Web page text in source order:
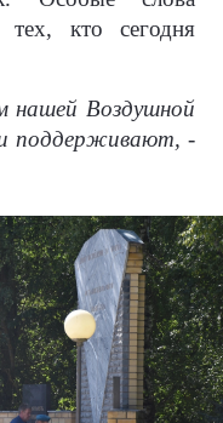
тех, кто сегодня
нашей Воздушной
поддерживают, -